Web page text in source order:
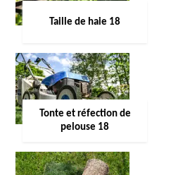
Taille de haie 18
Tonte et réfection de
pelouse 18